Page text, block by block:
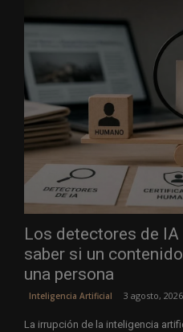
Los detectores de IA
saber si un
una persona
Inteligencia Artificial 3 agosto, 2026
La irrupción de la inteligencia